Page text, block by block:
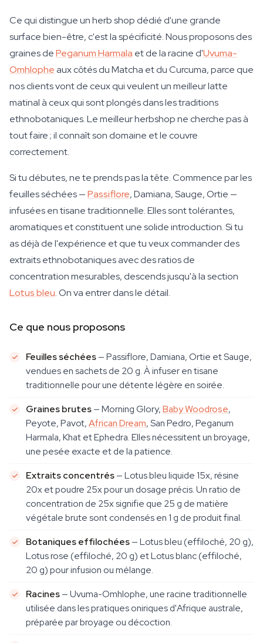
Ce qui distingue un herb shop dédié d'une grande
surface bien-être, c'est la spécificité. Nous proposons des
graines dePeganum Harmala et de la racine d'Uvuma-
Omhlopheaux côtés du Matcha et du Curcuma, parce que
nos clients vont de ceux qui veulent un meilleur latte
matinal à ceux qui sont plongés dans les traditions
ethnobotaniques. Le meilleur herbshop ne cherche pas à
tout faire ; il connaît son domaine et le couvre
correctement.
Si tu débutes, ne te prends pas la tête. Commence par les
feuilles séchées —Passiflore, Damiana, Sauge, Ortie —
infusées en tisane traditionnelle. Elles sont tolérantes,
aromatiques et constituent une solide introduction. Si tu
as déjà de l'expérience et que tu veux commander des
extraits ethnobotaniques avec des ratios de
concentration mesurables, descends jusqu'à la section
Lotus bleu. On va entrer dans le détail.
Ce que nous proposons
Feuilles séchées— Passiflore, Damiana, Ortie et Sauge,
vendues en sachets de 20 g. À infuser en tisane
traditionnelle pour une détente légère en soirée.
Graines brutes— Morning Glory,Baby Woodrose,
Peyote, Pavot,African Dream, San Pedro, Peganum
Harmala, Khat et Ephedra. Elles nécessitent un broyage,
une pesée exacte et de la patience.
Extraits concentrés— Lotus bleu liquide 15x, résine
20x et poudre 25x pour un dosage précis. Un ratio de
concentration de 25x signifie que 25 g de matière
végétale brute sont condensés en 1 g de produit final.
Botaniques effilochées— Lotus bleu (effiloché, 20 g),
Lotus rose (effiloché, 20 g) et Lotus blanc (effiloché,
20 g) pour infusion ou mélange.
Racines— Uvuma-Omhlophe, une racine traditionnelle
utilisée dans les pratiques oniriques d'Afrique australe,
préparée par broyage ou décoction.